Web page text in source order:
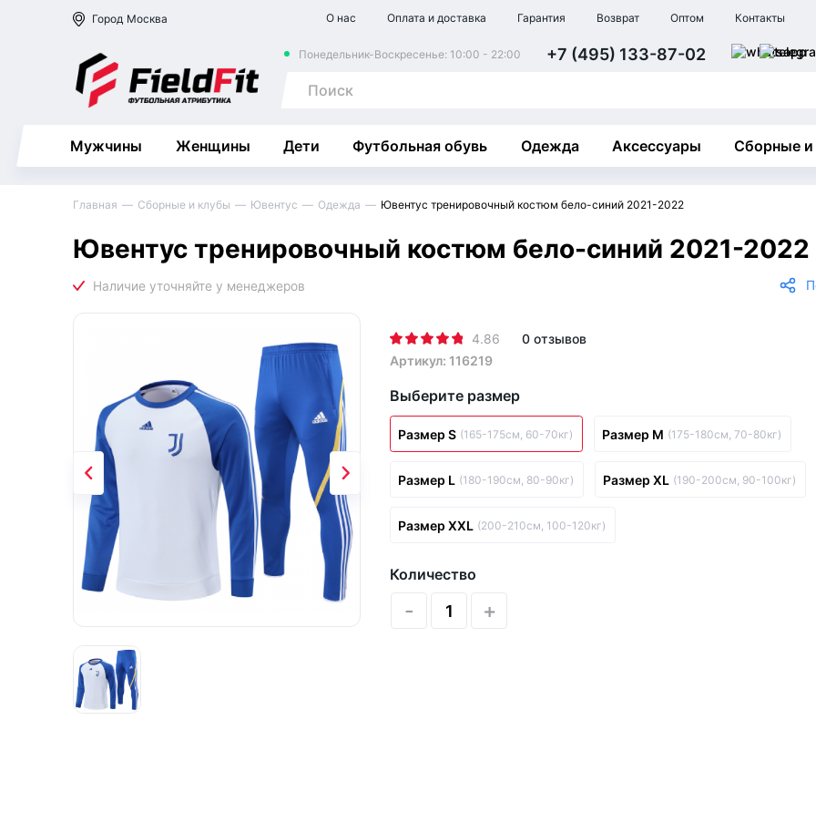
Город Москва О нас Оплата и доставка Гарантия Возврат Оптом Контакты
Понедельник-Воскресенье: 10:00 - 22:00 +7 (495) 133-87-02
Мужчины Женщины Дети Футбольная обувь Одежда Аксессуары Сборные
Главная Сборные и клубы Ювентус Одежда Ювентус тренировочный костюм бело-синий 2021-2022
Ювентус тренировочный костюм бело-синий 2021-2022
4.86
0 отзывов
Артикул: 116219
Выберите размер
Размер S (165-175см, 60-70кг) Размер M (175-180см, 70-80кг)
Размер L (180-190см, 80-90кг) Размер XL (190-200см, 90-100кг)
Размер XXL (200-210см, 100-120кг)
Количество
- +